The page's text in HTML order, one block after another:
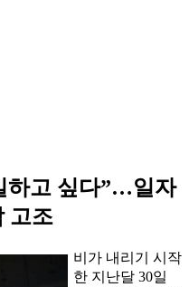
하고 싶다”…일자
고조
비가 내리기 시작
한 지난달 30일